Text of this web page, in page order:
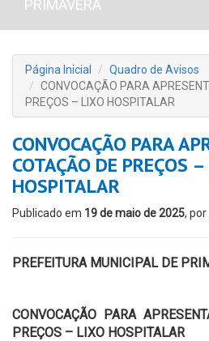
PRIMAVERA
Página Inicial
Quadro de Avisos
CONVOCAÇÃO PARA
PREÇOS – LIXO HOSPITALAR
CONVOCAÇÃO PARA
COTAÇÃO DE PREÇOS
HOSPITALAR
Publicado em 19 de maio de 2025, por
PREFEITURA MUNICIPAL DE
CONVOCAÇÃO PARA
PREÇOS – LIXO HOSPITALAR